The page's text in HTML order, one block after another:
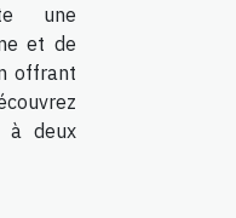
une
et de
offrant
à deux